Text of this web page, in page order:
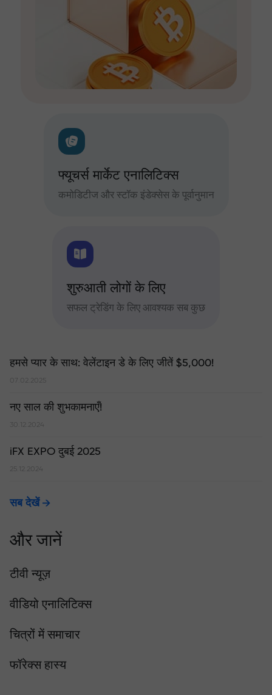
फ्यूचर्स मार्केट एनालिटिक्स
कमोडिटीज और स्टॉक इंडेक्सेस के पूर्वानुमान
शुरुआती लोगों के लिए
सफल ट्रेडिंग के लिए आवश्यक सब कुछ
हमसे प्यार के साथ: वेलेंटाइन डे के लिए जीतें $5,000!
नए साल की शुभकामनाएँ!
30.12.2024
iFX EXPO दुबई 2025
25.12.2024
सब देखें
और जानें
टीवी न्यूज़
वीडियो एनालिटिक्स
चित्रों में समाचार
फॉरेक्स हास्य